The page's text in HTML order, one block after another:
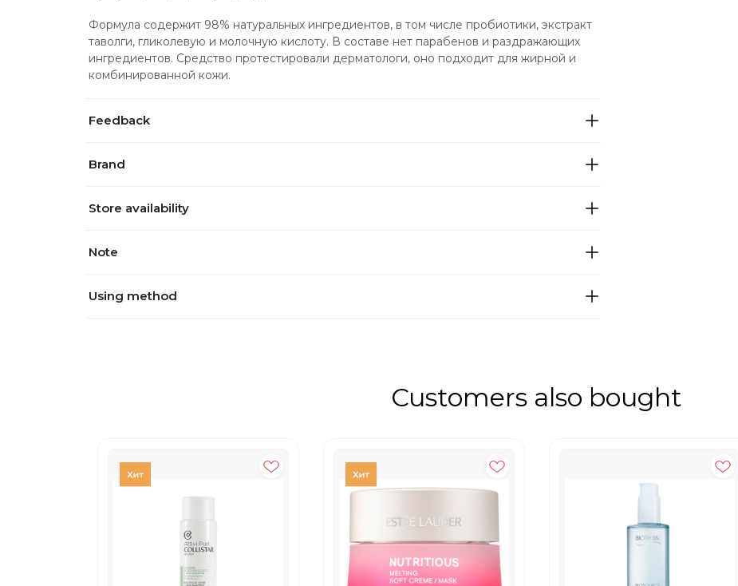
Формула содержит 98% натуральных ингредиентов, в том числе пробиотики, экстракт
таволги, гликолевую и молочную кислоту. В составе нет парабенов и раздражающих
ингредиентов. Средство протестировали дерматологи, оно подходит для жирной и
комбинированной кожи.
Feedback
Brand
Store availability
Note
Using method
Customers also bought